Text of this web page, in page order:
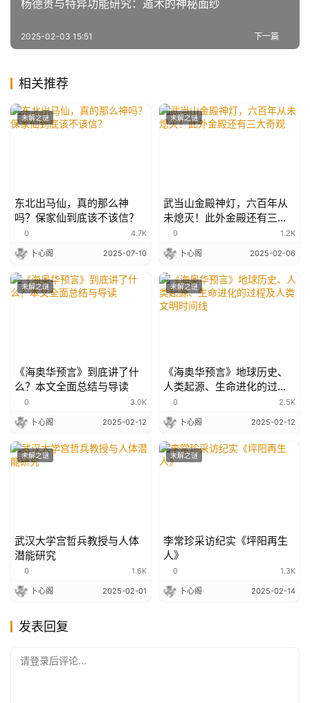
杨德贵与特异功能研究：遁术的神秘面纱
下一篇
2025-02-03 15:51
相关推荐
未解之谜
东北出马仙，真的那么神
吗？保家仙到底该不该信？
0 4.7K
卜心阁 2025-07-10
未解之谜
武当山金殿神灯，六百年从
未熄灭！此外金殿还有三大
奇观
0 1.2K
卜心阁 2025-02-06
未解之谜
《海奥华预言》到底讲了什
么？本文全面总结与导读
0 3.0K
卜心阁 2025-02-12
未解之谜
《海奥华预言》地球历史、
人类起源、生命进化的过程
及人类文明时间线
0 2.5K
卜心阁 2025-02-12
未解之谜
武汉大学宫哲兵教授与人体
潜能研究
0 1.6K
卜心阁 2025-02-01
未解之谜
李常珍采访纪实《坪阳再生
人》
0 1.3K
卜心阁 2025-02-14
发表回复
请登录后评论...